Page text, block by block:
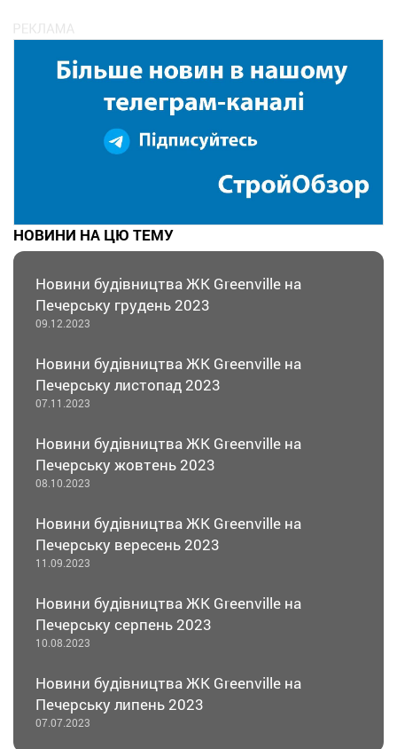
НОВИНИ НА ЦЮ ТЕМУ
Новини будівництва ЖК Greenville на
Печерську грудень 2023
09.12.2023
Новини будівництва ЖК Greenville на
Печерську листопад 2023
07.11.2023
Новини будівництва ЖК Greenville на
Печерську жовтень 2023
08.10.2023
Новини будівництва ЖК Greenville на
Печерську вересень 2023
11.09.2023
Новини будівництва ЖК Greenville на
Печерську серпень 2023
10.08.2023
Новини будівництва ЖК Greenville на
Печерську липень 2023
07.07.2023